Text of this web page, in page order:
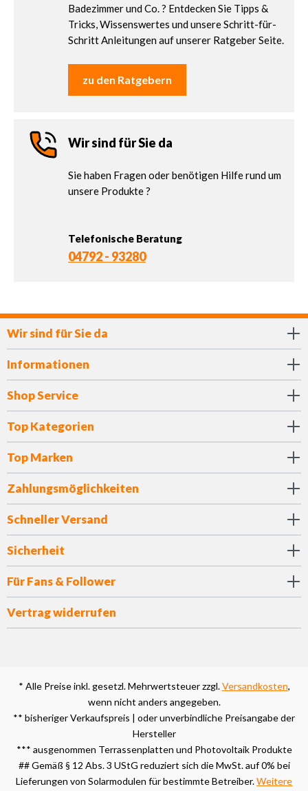
Badezimmer und Co. ? Entdecken Sie Tipps &
Tricks, Wissenswertes und unsere Schritt-für-
Schritt Anleitungen auf unserer Ratgeber Seite.
zu den Ratgebern
Wir sind für Sie da
Sie haben Fragen oder benötigen Hilfe rund um
unsere Produkte ?
Telefonische Beratung
04792 - 93280
Wir sind für Sie da
Informationen
Shop Service
Top Kategorien
Top Marken
Zahlungsmöglichkeiten
Schneller Versand
Sicherheit
Für Fans & Follower
Vertrag widerrufen
* Alle Preise inkl. gesetzl. Mehrwertsteuer zzgl.Versandkosten,
wenn nicht anders angegeben.
** bisheriger Verkaufspreis | oder unverbindliche Preisangabe der
Hersteller
*** ausgenommen Terrassenplatten und Photovoltaik Produkte
## Gemäß § 12 Abs. 3 UStG reduziert sich die MwSt. auf 0% bei
Lieferungen von Solarmodulen für bestimmte Betreiber.Weitere